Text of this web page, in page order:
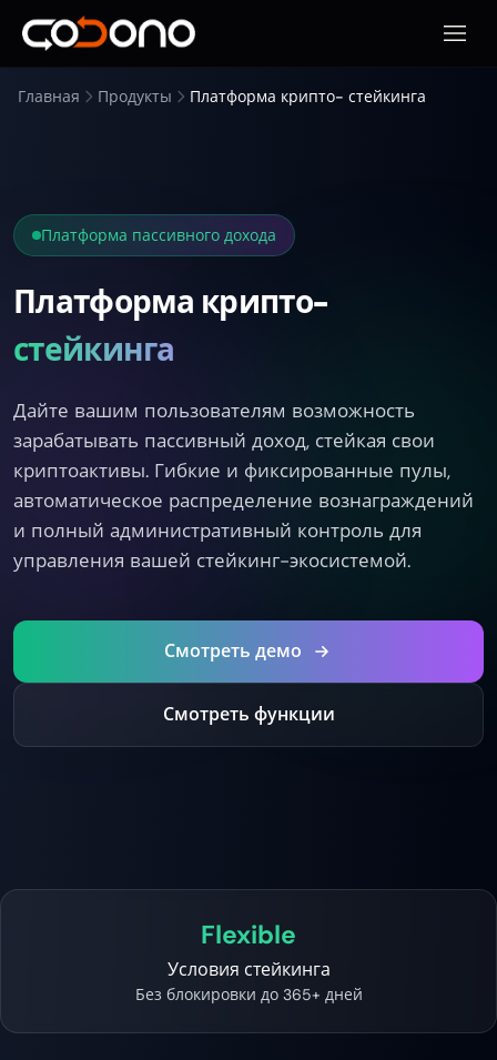
Главная Продукты Платформа крипто- стейкинга
Платформа пассивного дохода
Платформа крипто-
стейкинга
Дайте вашим пользователям возможность
зарабатывать пассивный доход, стейкая свои
криптоактивы. Гибкие и фиксированные пулы,
автоматическое распределение вознаграждений
и полный административный контроль для
управления вашей стейкинг-экосистемой.
Смотреть демо
Смотреть функции
Flexible
Условия стейкинга
Без блокировки до 365+ дней